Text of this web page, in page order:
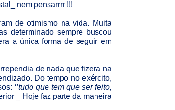
nem pensarrrr !!!
de otimismo na vida. Muita
determinado sempre buscou
a única forma de seguir em
de nada que fizera na
Do tempo no exército,
‘’tudo que tem que ser feito,
_ Hoje faz parte da maneira